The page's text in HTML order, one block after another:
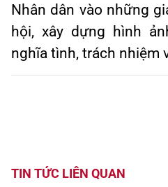
Nhân dân vào những
hội, xây dựng hình
nghĩa tình, trách nhiệm
TIN TỨC LIÊN QUAN